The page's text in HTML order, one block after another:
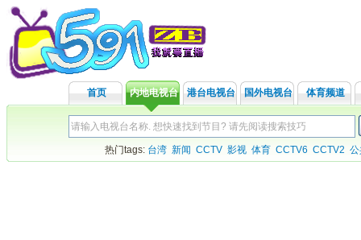
首页 内地电视台 港台电视台 国外电视台 体育频道
热门tags: 台湾 新闻 CCTV 影视 体育 CCTV6 CCTV2 公